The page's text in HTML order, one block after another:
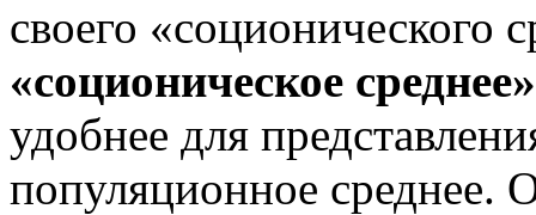
своего «соционического
«соционическое среднее»
удобнее для
популяционное среднее.